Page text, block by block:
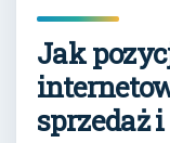
Jak
sprzedaż